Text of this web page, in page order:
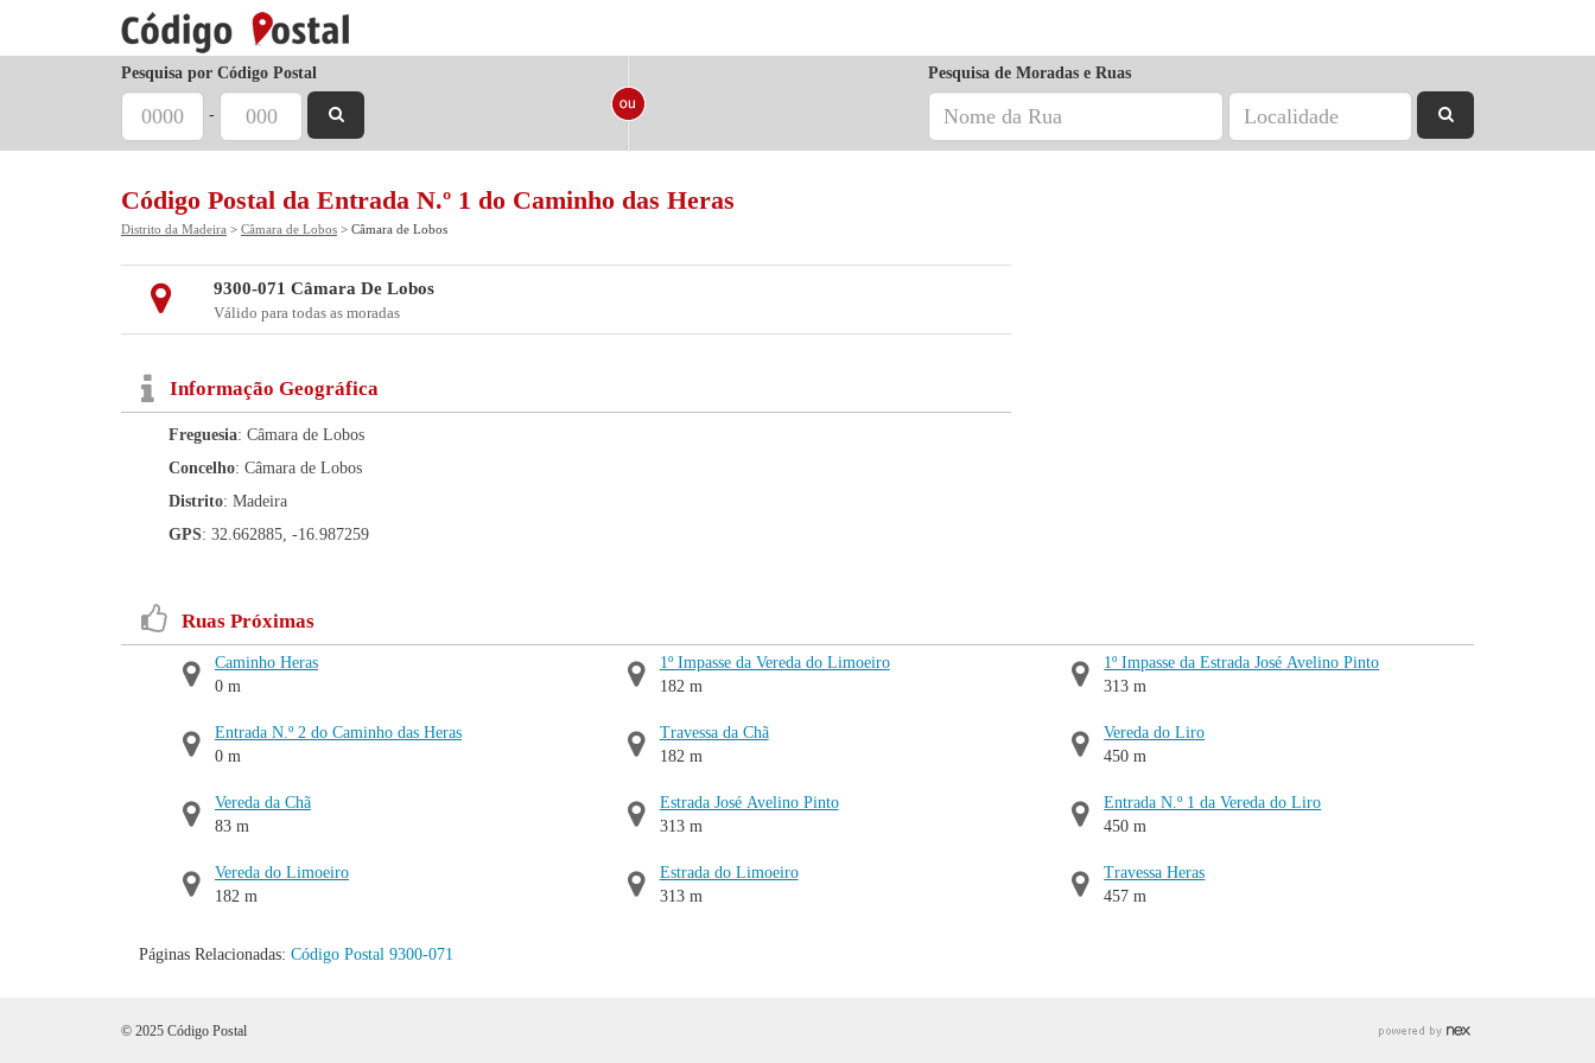
Pesquisa por Código Postal
-
Pesquisa de Moradas e Ruas
Código Postal da Entrada N.º 1 do Caminho das Heras
Distrito da Madeira > Câmara de Lobos > Câmara de Lobos
9300-071 Câmara De Lobos
Válido para todas as moradas
Informação Geográfica
Freguesia: Câmara de Lobos
Concelho: Câmara de Lobos
Distrito: Madeira
GPS: 32.662885, -16.987259
Ruas Próximas
Caminho Heras
0 m
Entrada N.º 2 do Caminho das Heras
0 m
Vereda da Chã
83 m
Vereda do Limoeiro
182 m
1º Impasse da Vereda do Limoeiro
182 m
Travessa da Chã
182 m
Estrada José Avelino Pinto
313 m
Estrada do Limoeiro
313 m
1º Impasse da Estrada José Avelino Pinto
313 m
Vereda do Liro
450 m
Entrada N.º 1 da Vereda do Liro
450 m
Travessa Heras
457 m
Páginas Relacionadas: Código Postal 9300-071
© 2025 Código Postal